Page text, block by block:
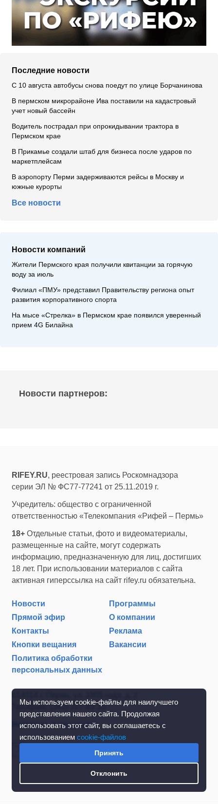
Мы используем cookie-файлы для наилучшего
представления нашего сайта. Продолжая
использовать этот сайт, вы соглашаетесь с
использованием cookie-файлов
Принять
Отклонить
Последние новости
С 10 августа автобусы снова поедут по улице Борчанинова
В пермском микрорайоне Ива поставили на кадастровый
учет новый бассейн
Водитель пострадал при опрокидывании трактора в
Пермском крае
В Прикамье создали штаб для бизнеса после ударов по
маркетплейсам
В аэропорту Перми задерживаются рейсы в Москву и
южные курорты
Все новости
Новости компаний
Жители Пермского края получили квитанции за горячую
воду за июль
Филиал «ПМУ» представил Правительству региона опыт
развития корпоративного спорта
На мысе «Стрелка» в Пермском крае появился уверенный
прием 4G Билайна
Новости партнеров:
RIFEY.RU, реестровая запись Роскомнадзора
серии ЭЛ № ФС77-77241 от 25.11.2019 г.
Учредитель: общество с ограниченной
ответственностью «Телекомпания «Рифей – Пермь»
18+ Отдельные статьи, фото и видеоматериалы,
размещенные на сайте, могут содержать
информацию, предназначенную для лиц, достигших
18 лет. При использовании материалов с сайта
активная гиперссылка на сайт rifey.ru обязательна.
Новости
Программы
Прямой эфир
О компании
Контакты
Реклама
Кнопки вещания
Вакансии
Политика обработки
персональных данных
Тел./факс: (342) 267-85-35
Написать в редакцию